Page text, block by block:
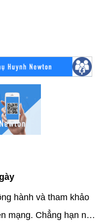
hành và tham khảo
mạng. Chẳng hạn như